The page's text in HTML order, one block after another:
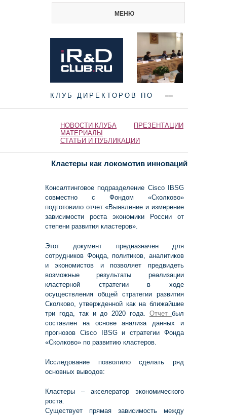
МЕНЮ
КЛУБ ДИРЕКТОРОВ ПО
НАУКЕ И ИННОВАЦИЯМ
НОВОСТИ КЛУБА
ПРЕЗЕНТАЦИИ
МАТЕРИАЛЫ
СТАТЬИ И ПУБЛИКАЦИИ
Кластеры как локомотив инноваций
Консалтинговое подразделение Cisco IBSG
совместно с Фондом «Сколково»
подготовило отчет «Выявление и измерение
зависимости роста экономики России от
степени развития кластеров».
Этот документ предназначен для
сотрудников Фонда, политиков, аналитиков
и экономистов и позволяет предвидеть
возможные результаты реализации
кластерной стратегии в ходе
осуществления общей стратегии развития
Сколково, утвержденной как на ближайшие
три года, так и до 2020 года. Отчет был
составлен на основе анализа данных и
прогнозов Cisco IBSG и стратегии Фонда
«Сколково» по развитию кластеров.
Исследование позволило сделать ряд
основных выводов:
Кластеры – акселератор экономического
роста.
Существует прямая зависимость между